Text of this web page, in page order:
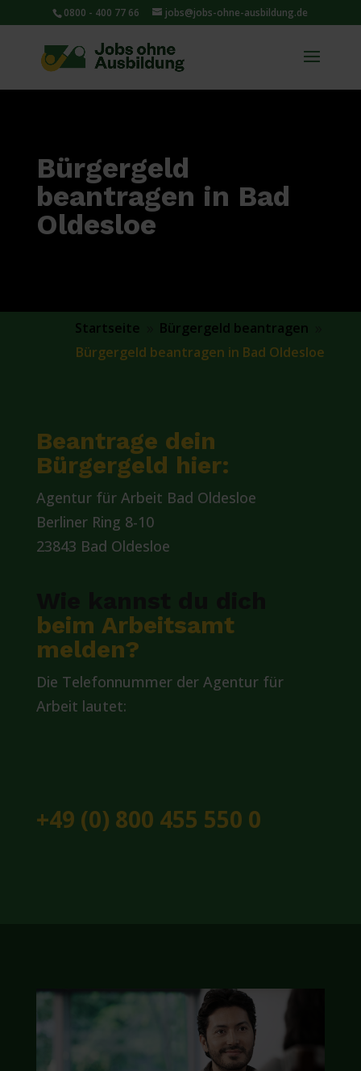
0800 - 400 77 66 jobs@jobs-ohne-ausbildung.de
Bürgergeld
beantragen in Bad
Oldesloe
Startseite Bürgergeld beantragen
Bürgergeld beantragen in Bad Oldesloe
Beantrage dein
Bürgergeld hier:
Agentur für Arbeit Bad Oldesloe
Berliner Ring 8-10
23843 Bad Oldesloe
beim Arbeitsamt
melden?
Die Telefonnummer der Agentur für
Arbeit lautet:
+49 (0) 800 455 550 0